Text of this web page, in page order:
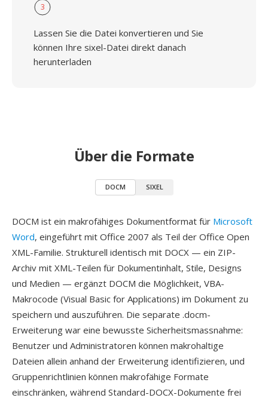
3
Lassen Sie die Datei konvertieren und Sie
können Ihre sixel-Datei direkt danach
herunterladen
Über die Formate
DOCM SIXEL
DOCM ist ein makrofähiges Dokumentformat für Microsoft
Word, eingeführt mit Office 2007 als Teil der Office Open
XML-Familie. Strukturell identisch mit DOCX — ein ZIP-
Archiv mit XML-Teilen für Dokumentinhalt, Stile, Designs
und Medien — ergänzt DOCM die Möglichkeit, VBA-
Makrocode (Visual Basic for Applications) im Dokument zu
speichern und auszuführen. Die separate .docm-
Erweiterung war eine bewusste Sicherheitsmassnahme:
Benutzer und Administratoren können makrohaltige
Dateien allein anhand der Erweiterung identifizieren, und
Gruppenrichtlinien können makrofähige Formate
einschränken, während Standard-DOCX-Dokumente frei